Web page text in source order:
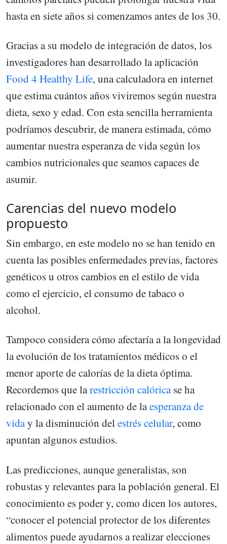
hasta en siete años si comenzamos antes de los 30.
Gracias a su modelo de integración de datos, los
investigadores han desarrollado la aplicación
Food 4 Healthy Life, una calculadora en internet
que estima cuántos años viviremos según nuestra
dieta, sexo y edad. Con esta sencilla herramienta
podríamos descubrir, de manera estimada, cómo
aumentar nuestra esperanza de vida según los
cambios nutricionales que seamos capaces de
asumir.
Carencias del nuevo modelo
propuesto
Sin embargo, en este modelo no se han tenido en
cuenta las posibles enfermedades previas, factores
genéticos u otros cambios en el estilo de vida
como el ejercicio, el consumo de tabaco o
alcohol.
Tampoco considera cómo afectaría a la longevidad
la evolución de los tratamientos médicos o el
menor aporte de calorías de la dieta óptima.
Recordemos que larestricción calóricase ha
relacionado con el aumento de laesperanza de
viday la disminución delestrés celular, como
apuntan algunos estudios.
Las predicciones, aunque generalistas, son
robustas y relevantes para la población general. El
conocimiento es poder y, como dicen los autores,
“conocer el potencial protector de los diferentes
alimentos puede ayudarnos a realizar elecciones